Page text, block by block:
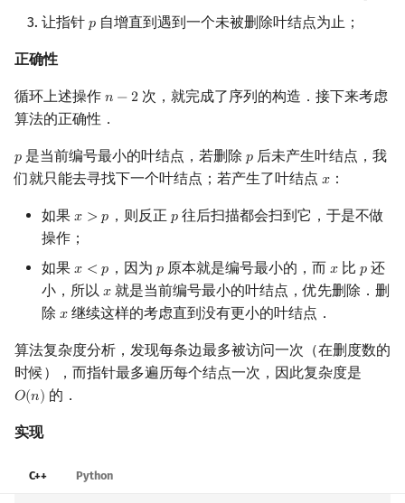
让指针 𝑝
p 自增直到遇到一个未被删除叶结点为止；
正确性
循环上述操作 𝑛 −2
n −2
次，就完成了序列的构造．接下来考虑
算法的正确性．
𝑝
p 是当前编号最小的叶结点，若删除𝑝
p 后未产生叶结点，我
们就只能去寻找下一个叶结点；若产生了叶结点 𝑥
x ：
如果 𝑥 > 𝑝
x>p ，则反正 𝑝
p往后扫描都会扫到它，于是不做
操作；
如果 𝑥 < 𝑝
x<p ，因为 𝑝
p原本就是编号最小的，而 𝑥
x比 𝑝
p还
小，所以 𝑥
x 就是当前编号最小的叶结点，优先删除．删
除 𝑥
x 继续这样的考虑直到没有更小的叶结点．
算法复杂度分析，发现每条边最多被访问一次（在删度数的
时候），而指针最多遍历每个结点一次，因此复杂度是
𝑂(𝑛)
O(n) 的．
实现
C++ Python